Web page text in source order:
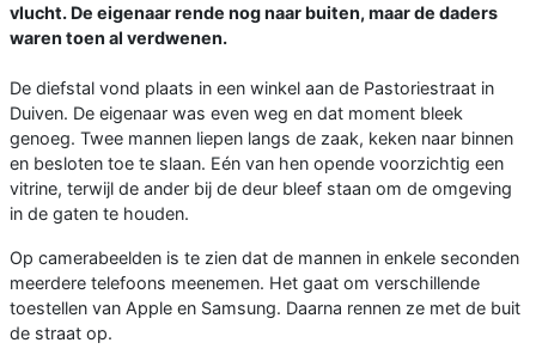
vlucht. De eigenaar rende nog naar buiten, maar de daders
waren toen al verdwenen.
De diefstal vond plaats in een winkel aan de Pastoriestraat in
Duiven. De eigenaar was even weg en dat moment bleek
genoeg. Twee mannen liepen langs de zaak, keken naar binnen
en besloten toe te slaan. Eén van hen opende voorzichtig een
vitrine, terwijl de ander bij de deur bleef staan om de omgeving
in de gaten te houden.
Op camerabeelden is te zien dat de mannen in enkele seconden
meerdere telefoons meenemen. Het gaat om verschillende
toestellen van Apple en Samsung. Daarna rennen ze met de buit
de straat op.